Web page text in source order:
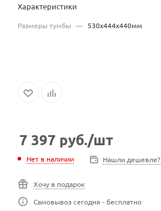
Характеристики
Размеры тумбы — 530x444x440мм
7 397 руб./шт
Нет в наличии Нашли дешевле?
Хочу в подарок
Самовывоз сегодня - бесплатно